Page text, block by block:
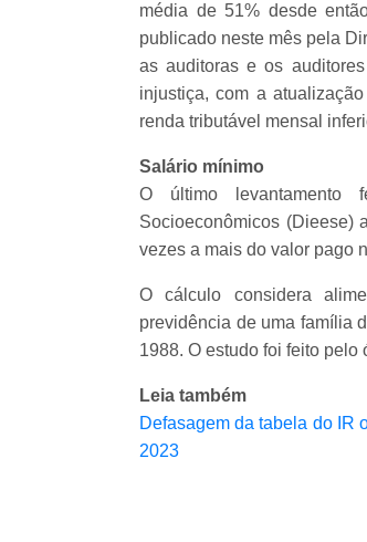
média de 51% desde
publicado neste mês pela
as auditoras e os
injustiça, com a
renda tributável mensal
Salário mínimo
O último levantamento
Socioeconômicos (Dieese)
vezes a mais do valor pago
O cálculo considera
previdência de uma família
1988. O estudo foi feito pelo
Leia também
Defasagem da tabela do IR
2023